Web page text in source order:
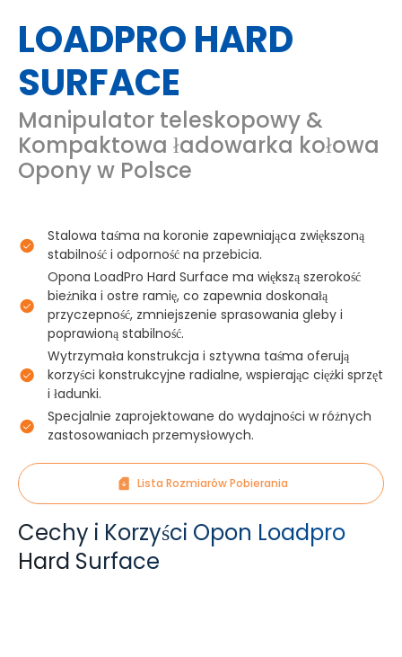
LOADPRO HARD
SURFACE
Manipulator teleskopowy &
Kompaktowa ładowarka kołowa
Opony w Polsce
Stalowa taśma na koronie zapewniająca zwiększoną
stabilność i odporność na przebicia.
Opona LoadPro Hard Surface ma większą szerokość
bieżnika i ostre ramię, co zapewnia doskonałą
przyczepność, zmniejszenie sprasowania gleby i
poprawioną stabilność.
Wytrzymała konstrukcja i sztywna taśma oferują
korzyści konstrukcyjne radialne, wspierając ciężki sprzęt
i ładunki.
Specjalnie zaprojektowane do wydajności w różnych
zastosowaniach przemysłowych.
Lista Rozmiarów Pobierania
Cechy i Korzyści Opon Loadpro
Hard Surface